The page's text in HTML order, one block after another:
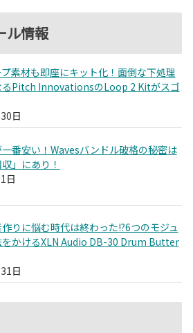
ル情報
素材も即座にキット化！面倒な下処理
るPitch InnovationsのLoop 2 Kitがスゴ
日
番安い！Wavesバンドル破格の秘密は
収」にあり！
日
作りに悩む時代は終わった!?6つのモジュ
をかけるXLN Audio DB-30 Drum Butter
日